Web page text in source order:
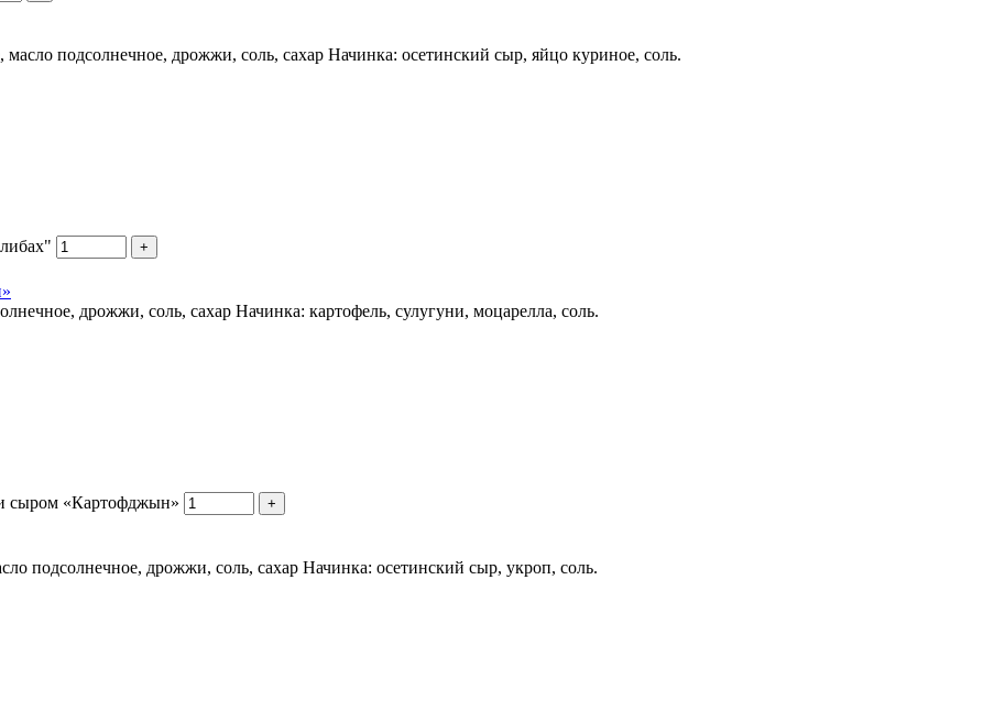
масло подсолнечное, дрожжи, соль, сахар Начинка: осетинский сыр, яйцо куриное, соль.
+
дрожжи, соль, сахар Начинка: картофель, сулугуни, моцарелла, соль.
сыром «Картофджын»
+
подсолнечное, дрожжи, соль, сахар Начинка: осетинский сыр, укроп, соль.